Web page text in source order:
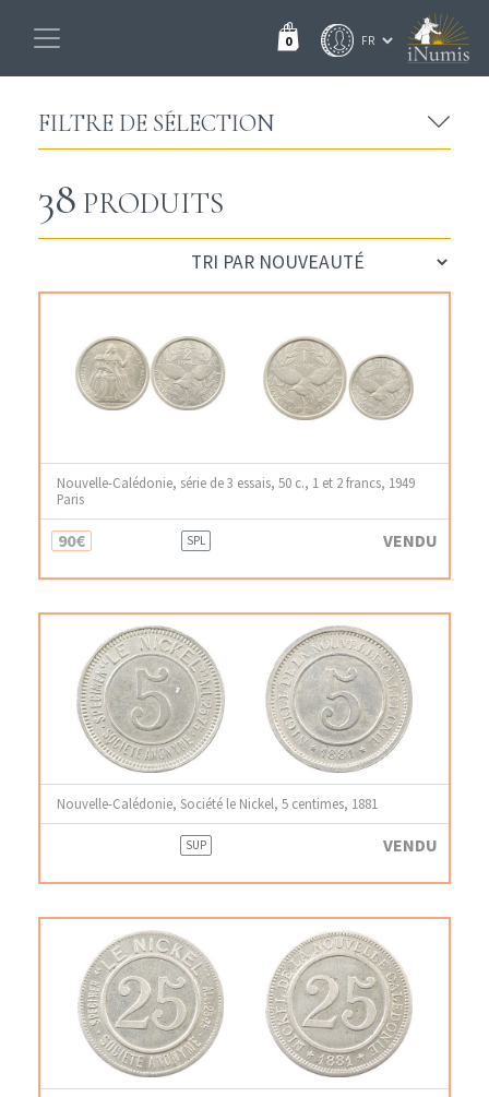
0
FILTRE DE SÉLECTION
38 PRODUITS
Nouvelle-Calédonie, série de 3 essais, 50 c., 1 et 2 francs, 1949
Paris
90€ SPL VENDU
Nouvelle-Calédonie, Société le Nickel, 5 centimes, 1881
SUP VENDU